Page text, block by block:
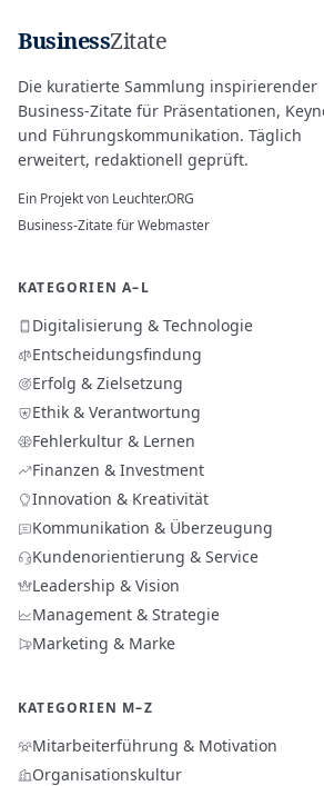
BusinessZitate
Die kuratierte Sammlung inspirierender
Business-Zitate für Präsentationen,
und Führungskommunikation. Täglich
erweitert, redaktionell geprüft.
Ein Projekt von Leuchter.ORG
Business-Zitate für Webmaster
KATEGORIEN A–L
Digitalisierung & Technologie
Entscheidungsfindung
Erfolg & Zielsetzung
Ethik & Verantwortung
Fehlerkultur & Lernen
Finanzen & Investment
Innovation & Kreativität
Kommunikation & Überzeugung
Kundenorientierung & Service
Leadership & Vision
Management & Strategie
Marketing & Marke
KATEGORIEN M–Z
Mitarbeiterführung & Motivation
Organisationskultur